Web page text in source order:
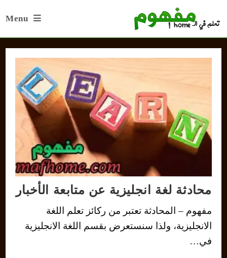
Menu
محادثة لغة انجليزية عن متابعة الأخبار
مفهوم – المحادثة تعتبر من ركائز تعلم اللغة
الانجليزية، ولذا سنستعرض بقسم اللغة الانجليزية
في…